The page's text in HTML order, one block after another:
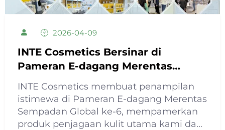
2026-04-09
INTE Cosmetics Bersinar di
Pameran E-dagang Merentas
Sempadan Global CHWE ke-6
INTE Cosmetics membuat penampilan
istimewa di Pameran E-dagang Merentas
Sempadan Global ke-6, mempamerkan
produk penjagaan kulit utama kami dan